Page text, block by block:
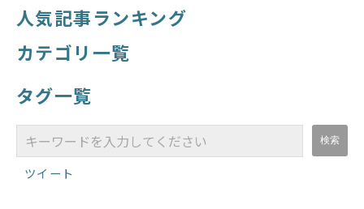
人気記事ランキング
カテゴリ一覧
タグ一覧
ツイート